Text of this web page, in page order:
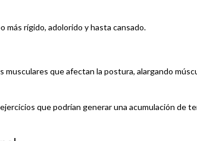
más rígido, adolorido y hasta cansado.
que afectan la postura, alargando
que podrían generar una acumulación de